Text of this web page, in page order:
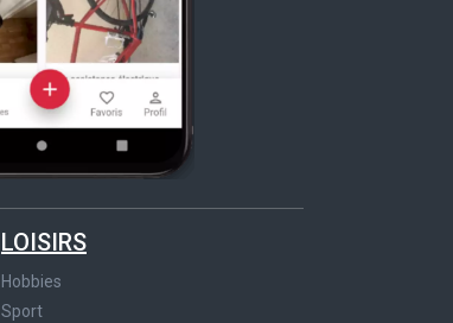
LOISIRS
Hobbies
Sport